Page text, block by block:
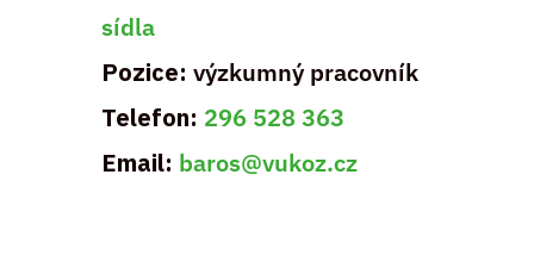
sídla
Pozice: výzkumný pracovník
Telefon: 296 528 363
Email: baros@vukoz.cz